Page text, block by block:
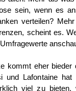
sein, wenn es
verteilen?
scheint es.
kommt eher bieder
und Lafontaine hat
viel zu bieten,